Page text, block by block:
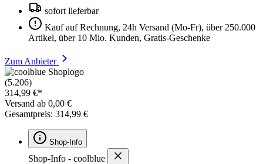
sofort lieferbar
Kauf auf Rechnung, 24h Versand (Mo-Fr), über 250.000
Artikel, über 10 Mio. Kunden, Gratis-Geschenke
Zum Anbieter
(5.206)
314,99 €*
Versand ab 0,00 €
Gesamtpreis: 314,99 €
Shop-Info
Shop-Info - coolblue